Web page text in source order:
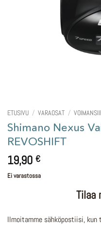
ETUSIVU / VARAOSAT /
Shimano Nexus
REVOSHIFT
19,90 €
Ei varastossa
Tilaa
Ilmoitamme sähköpostiisi,